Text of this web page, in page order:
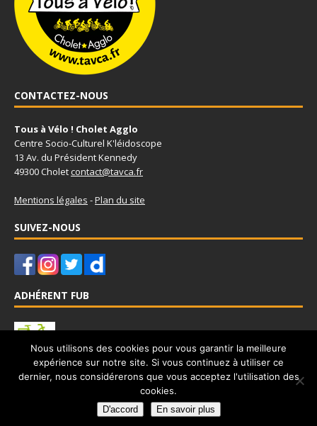
CONTACTEZ-NOUS
Tous à Vélo ! Cholet Agglo
Centre Socio-Culturel K'léidoscope
13 Av. du Président Kennedy
49300 Choletcontact@tavca.fr
Mentions légales -Plan du site
SUIVEZ-NOUS
ADHÉRENT FUB
Tous à Vélo - Cholet Agglo est adhérent à la Fédération Française
des Usagers de la Bicyclettewww.fub.fr
Copyright © 2026 | Tous à Vélo Cholet Agglo
Nous utilisons des cookies pour vous garantir la meilleure
expérience sur notre site. Si vous continuez à utiliser ce
dernier, nous considérerons que vous acceptez l'utilisation des
cookies.
D'accord En savoir plus